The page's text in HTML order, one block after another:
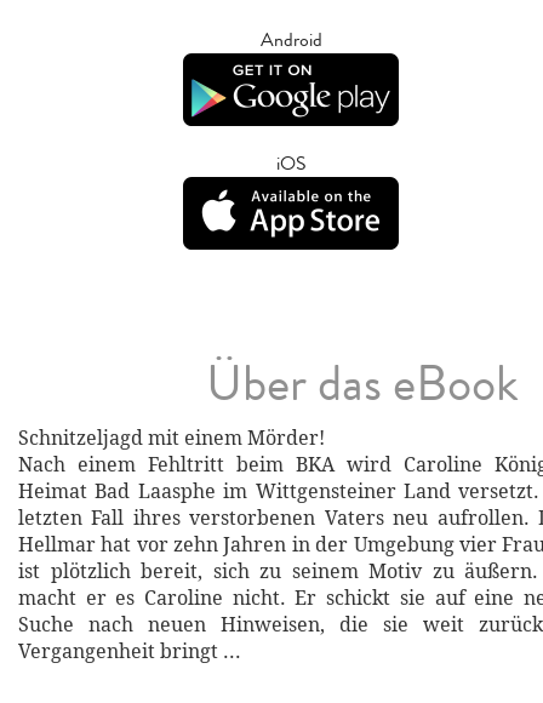
Android
iOS
Über das eBook
Schnitzeljagd mit einem Mörder!
Nach einem Fehltritt beim BKA wird Caroline
Heimat Bad Laasphe im Wittgensteiner Land
letzten Fall ihres verstorbenen Vaters neu aufrollen.
Hellmar hat vor zehn Jahren in der Umgebung vier
ist plötzlich bereit, sich zu seinem Motiv zu äußern.
macht er es Caroline nicht. Er schickt sie auf eine
Suche nach neuen Hinweisen, die sie weit
Vergangenheit bringt ...